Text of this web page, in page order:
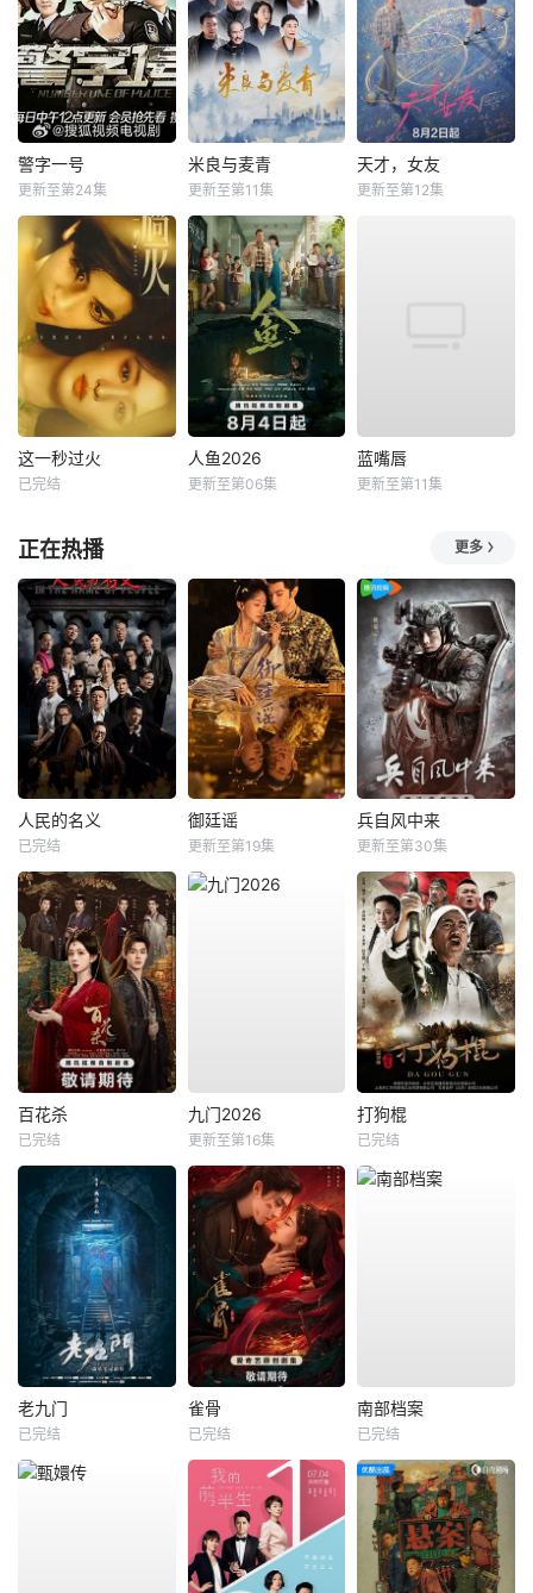
警字一号
更新至第24集
米良与麦青
更新至第11集
天才，女友
更新至第12集
这一秒过火
已完结
人鱼2026
更新至第06集
蓝嘴唇
更新至第11集
正在热播 更多
人民的名义
已完结
御廷谣
更新至第19集
兵自风中来
更新至第30集
百花杀
已完结
九门2026
更新至第16集
打狗棍
已完结
老九门
已完结
雀骨
已完结
南部档案
已完结